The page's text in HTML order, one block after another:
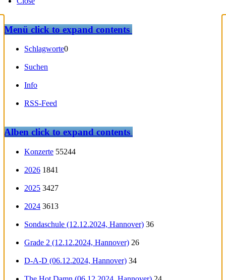
Menüclick to expand contents
Schlagworte0
Suchen
Info
RSS-Feed
Albenclick to expand contents
Konzerte 55244
2026 1841
2025 3427
2024 3613
Sondaschule (12.12.2024, Hannover) 36
Grade 2 (12.12.2024, Hannover) 26
D-A-D (06.12.2024, Hannover) 34